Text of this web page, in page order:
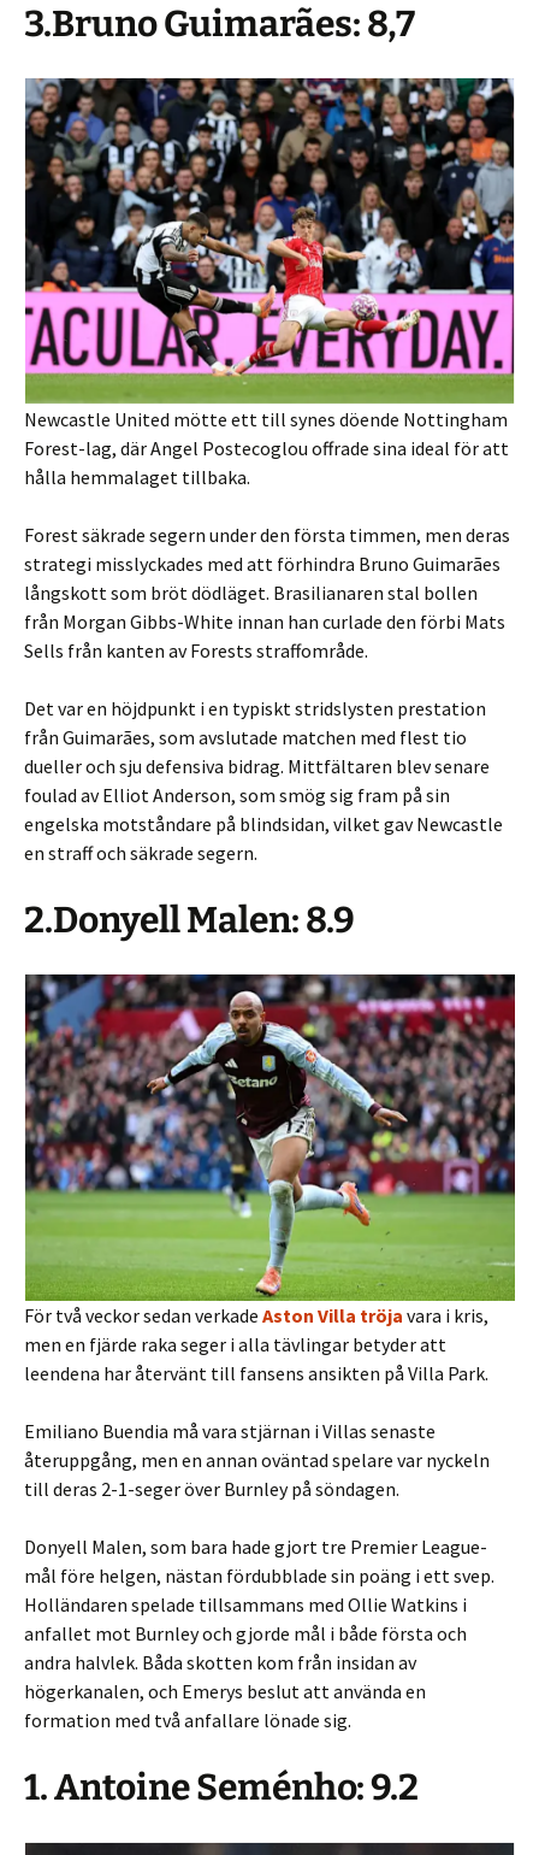
3.Bruno Guimarães: 8,7
Newcastle United mötte ett till synes döende Nottingham
Forest-lag, där Angel Postecoglou offrade sina ideal för att
hålla hemmalaget tillbaka.
Forest säkrade segern under den första timmen, men deras
strategi misslyckades med att förhindra Bruno Guimarães
långskott som bröt dödläget. Brasilianaren stal bollen
från Morgan Gibbs-White innan han curlade den förbi Mats
Sells från kanten av Forests straffområde.
Det var en höjdpunkt i en typiskt stridslysten prestation
från Guimarães, som avslutade matchen med flest tio
dueller och sju defensiva bidrag. Mittfältaren blev senare
foulad av Elliot Anderson, som smög sig fram på sin
engelska motståndare på blindsidan, vilket gav Newcastle
en straff och säkrade segern.
2.Donyell Malen: 8.9
För två veckor sedan verkade Aston Villa tröja vara i kris,
men en fjärde raka seger i alla tävlingar betyder att
leendena har återvänt till fansens ansikten på Villa Park.
Emiliano Buendia må vara stjärnan i Villas senaste
återuppgång, men en annan oväntad spelare var nyckeln
till deras 2-1-seger över Burnley på söndagen.
Donyell Malen, som bara hade gjort tre Premier League-
mål före helgen, nästan fördubblade sin poäng i ett svep.
Holländaren spelade tillsammans med Ollie Watkins i
anfallet mot Burnley och gjorde mål i både första och
andra halvlek. Båda skotten kom från insidan av
högerkanalen, och Emerys beslut att använda en
formation med två anfallare lönade sig.
1. Antoine Seménho: 9.2